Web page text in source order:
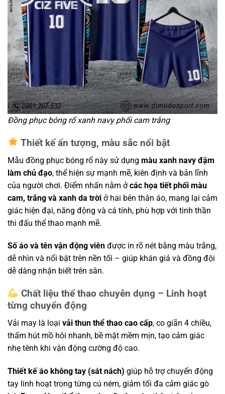
Đồng phục bóng rổ xanh navy phối cam trắng
Thiết kế ấn tượng, màu sắc nổi bật
Mẫu đồng phục bóng rổ này sử dụng màu xanh navy đậm
làm chủ đạo, thể hiện sự mạnh mẽ, kiên định và bản lĩnh
của người chơi. Điểm nhấn nằm ởcác họa tiết phối màu
cam, trắng và xanh da trời ở hai bên thân áo, mang lại cảm
giác hiện đại, năng động và cá tính, phù hợp với tinh thần
thi đấu thể thao mạnh mẽ.
Số áo và tên vận động viên được in rõ nét bằng màu trắng,
dễ nhìn và nổi bật trên nền tối – giúp khán giả và đồng đội
dễ dàng nhận biết trên sân.
Chất liệu thể thao chuyên dụng – Linh hoạt
từng chuyển động
Vải may là loại vải thun thể thao cao cấp, co giãn 4 chiều,
thấm hút mồ hôi nhanh, bề mặt mềm mịn, tạo cảm giác
nhẹ tênh khi vận động cường độ cao.
Thiết kế áo không tay (sát nách) giúp hỗ trợ chuyển động
tay linh hoạt trong từng cú ném, giảm tối đa cảm giác gò